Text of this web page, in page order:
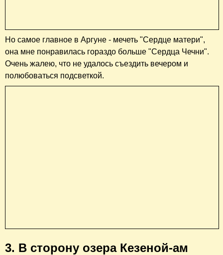
Но самое главное в Аргуне - мечеть "Сердце матери",
она мне понравилась гораздо больше "Сердца Чечни".
Очень жалею, что не удалось съездить вечером и
полюбоваться подсветкой.
3. В сторону озера Кезеной-ам